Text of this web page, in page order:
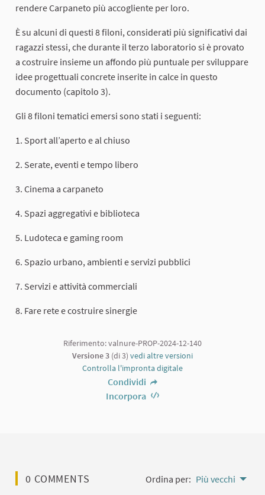
rendere Carpaneto più accogliente per loro.
È su alcuni di questi 8 filoni, considerati più significativi dai
ragazzi stessi, che durante il terzo laboratorio si è provato
a costruire insieme un affondo più puntuale per sviluppare
idee progettuali concrete inserite in calce in questo
documento (capitolo 3).
Gli 8 filoni tematici emersi sono stati i seguenti:
1. Sport all’aperto e al chiuso
2. Serate, eventi e tempo libero
3. Cinema a carpaneto
4. Spazi aggregativi e biblioteca
5. Ludoteca e gaming room
6. Spazio urbano, ambienti e servizi pubblici
7. Servizi e attività commerciali
8. Fare rete e costruire sinergie
Riferimento: valnure-PROP-2024-12-140
Versione 3 (di 3) vedi altre versioni
Controlla l'impronta digitale
Condividi
Incorpora
0 COMMENTS Ordina per: Più vecchi